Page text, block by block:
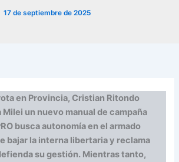
17 de septiembre de 2025
en Provincia, Cristian Ritondo
un nuevo manual de campaña
busca autonomía en el armado
bajar la interna libertaria y reclama
su gestión. Mientras tanto,